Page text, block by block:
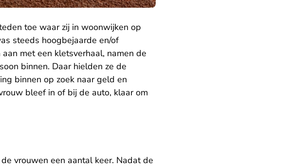
toe waar zij in woonwijken op
steeds hoogbejaarde en/of
met een kletsverhaal, namen de
binnen. Daar hielden ze de
binnen op zoek naar geld en
bleef in of bij de auto, klaar om
vrouwen een aantal keer. Nadat de